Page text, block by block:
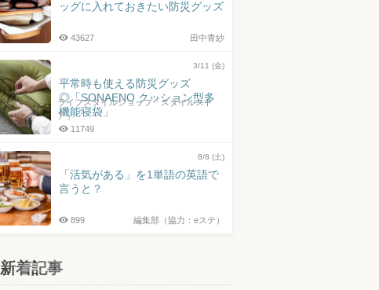
ッグに入れておきたい防災グッズ
田中青紗
43627
3/11 (金)
平常時も使える防災グッズ
◎「SONAENO クッション型多
機能寝袋」
ライフスタイルショップ「スタイルスト
ア」
11749
8/8 (土)
「活気がある」を1単語の英語で
言うと？
編集部（協力：eステ）
899
新着記事